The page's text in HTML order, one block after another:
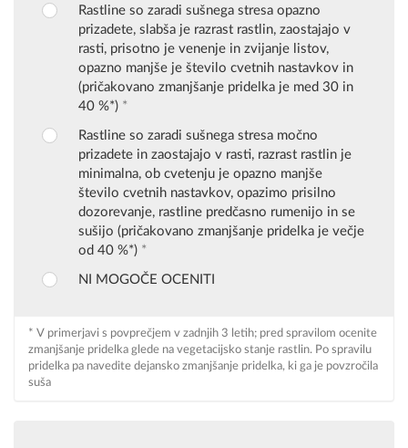
Rastline so zaradi sušnega stresa opazno
prizadete, slabša je razrast rastlin, zaostajajo v
rasti, prisotno je venenje in zvijanje listov,
opazno manjše je število cvetnih nastavkov in
(pričakovano zmanjšanje pridelka je med 30 in
40 %*) *
Rastline so zaradi sušnega stresa močno
prizadete in zaostajajo v rasti, razrast rastlin je
minimalna, ob cvetenju je opazno manjše
število cvetnih nastavkov, opazimo prisilno
dozorevanje, rastline predčasno rumenijo in se
sušijo (pričakovano zmanjšanje pridelka je večje
od 40 %*) *
NI MOGOČE OCENITI
* V primerjavi s povprečjem v zadnjih 3 letih; pred spravilom ocenite
zmanjšanje pridelka glede na vegetacijsko stanje rastlin. Po spravilu
pridelka pa navedite dejansko zmanjšanje pridelka, ki ga je povzročila
suša